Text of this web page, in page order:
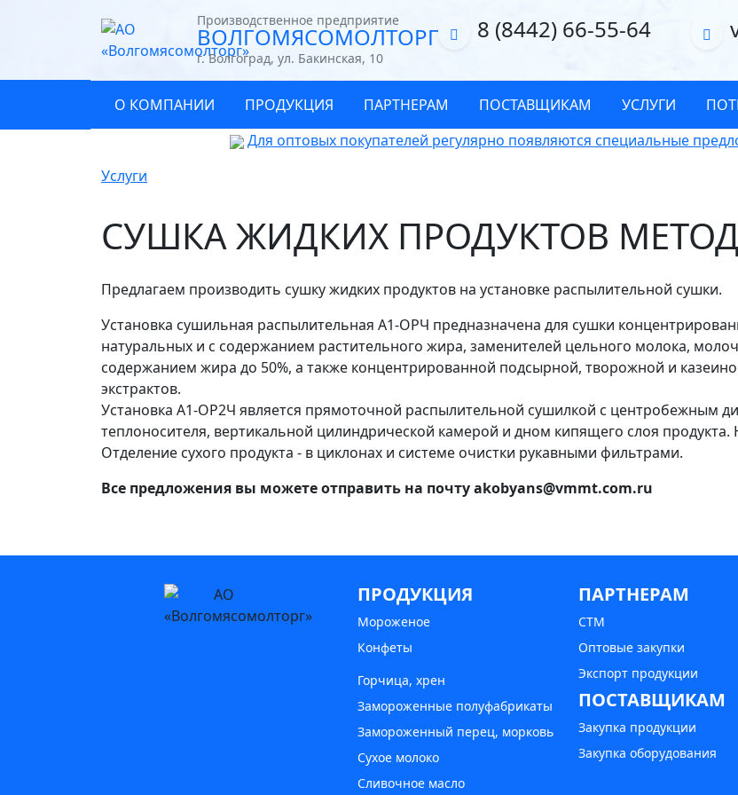
Производственное предприятие
ВОЛГОМЯСОМОЛТОРГ
г. Волгоград, ул. Бакинская, 10
8 (8442) 66-55-64
О КОМПАНИИ ПРОДУКЦИЯ ПАРТНЕРАМ ПОСТАВЩИКАМ УСЛУГИ
Для оптовых покупателей регулярно появляются специальные
Услуги
СУШКА ЖИДКИХ ПРОДУКТОВ
Предлагаем производить сушку жидких продуктов на установке распылительной сушки.
Установка сушильная распылительная А1-ОРЧ предназначена для сушки
натуральных и с содержанием растительного жира, заменителей цельного молока,
содержанием жира до 50%, а также концентрированной подсырной, творожной и
экстрактов.
Установка А1-ОР2Ч является прямоточной распылительной сушилкой с центробежным
теплоносителя, вертикальной цилиндрической камерой и дном кипящего слоя продукта.
Отделение сухого продукта - в циклонах и системе очистки рукавными фильтрами.
Все предложения вы можете отправить на почту akobyans@vmmt.com.ru
ПРОДУКЦИЯ
Мороженое
Конфеты
Горчица, хрен
Замороженные полуфабрикаты
Замороженный перец, морковь
Сухое молоко
Сливочное масло
ПАРТНЕРАМ
СТМ
Оптовые закупки
Экспорт продукции
ПОСТАВЩИКАМ
Закупка продукции
Закупка оборудования